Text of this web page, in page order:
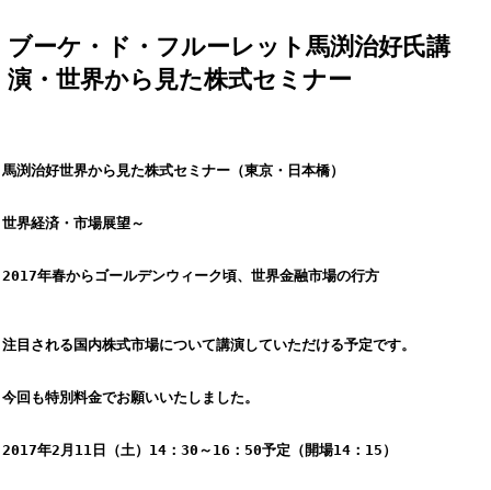
ブーケ・ド・フルーレット馬渕治好氏講
演・世界から見た株式セミナー
馬渕治好世界から見た株式セミナー（東京・日本橋）
世界経済・市場展望～
2017年春からゴールデンウィーク頃、世界金融市場の行方
注目される国内株式市場について講演していただける予定です。
今回も特別料金でお願いいたしました。
2017年2月11日（土）14：30～16：50予定（開場14：15）